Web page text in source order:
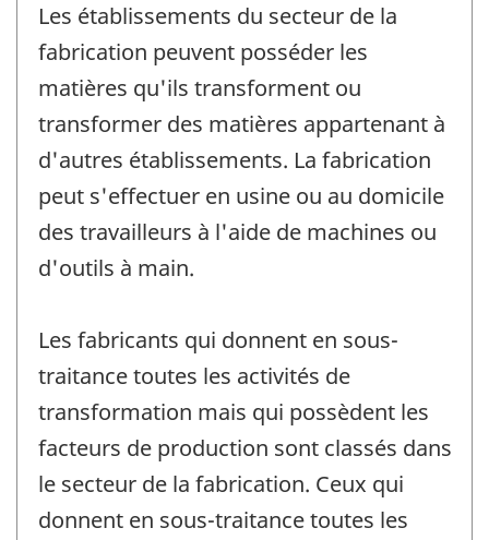
Les établissements du secteur de la
fabrication peuvent posséder les
matières qu'ils transforment ou
transformer des matières appartenant à
d'autres établissements. La fabrication
peut s'effectuer en usine ou au domicile
des travailleurs à l'aide de machines ou
d'outils à main.
Les fabricants qui donnent en sous-
traitance toutes les activités de
transformation mais qui possèdent les
facteurs de production sont classés dans
le secteur de la fabrication. Ceux qui
donnent en sous-traitance toutes les